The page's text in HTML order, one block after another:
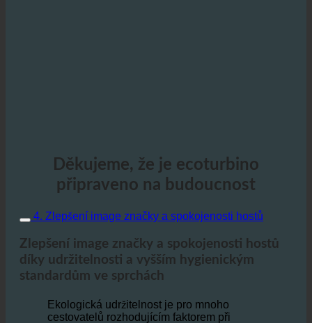
připraveno na budoucnost
4. Zlepšení image značky a spokojenosti hostů
Zlepšení image značky a spokojenosti hostů
standardům ve sprchách